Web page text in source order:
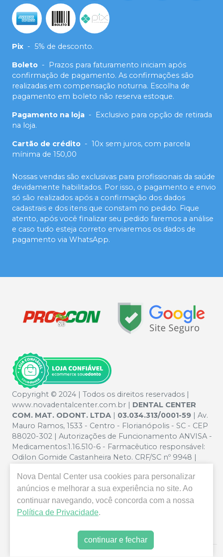
Pix - 5% de desconto.
Boleto -
Prazos para faturamento iniciam após
confirmação de pagamento. As confirmações são
realizadas em compensação noturna. Escolha de
pagamento em boleto não reserva estoque.
Pagamento na loja -
Exclusivo para opção de retirada
na loja.
Cartão de crédito - 10x sem juros, com parcela
mínima de 150,00
Nossas vendas são exclusivas para profissionais da saúde
devidamente habilitados. Por isso, o pagamento e envio
só são realizados após a confirmação dos dados
cadastrais e dos itens que constam no pedido. Fique
atento, após você finalizar seu pedido faremos a análise
e caso tudo esteja correto enviaremos os dados de
pagamento via WhatsApp.
Copyright © 2024 | Todos os direitos reservados |
www.novadentalcenter.com.br | DENTAL CENTER
COM. MAT. ODONT. LTDA | 03.034.313/0001-59 | Av.
Mauro Ramos, 1533 - Centro - Florianópolis - SC - CEP
88020-302 | Autorizações de Funcionamento ANVISA -
Medicamentos:1.16.510-6 - Farmacêutico responsável:
Odilon Gomide Castanheira Neto. CRF/SC nº 9948 |
ilustrativas - Os preços e condições da loja virtual estão
sujeitos a alterações. Em caso de divergência de preços
no site, o valor válido é o do Carrinho de Compra. Não
vendemos por atacado, por isso nos reservamos o
Nova Dental Center usa cookies para personalizar
anúncios e melhorar a sua experiência no site. Ao
continuar navegando, você concorda com a nossa
Política de Privacidade.
continuar e fechar